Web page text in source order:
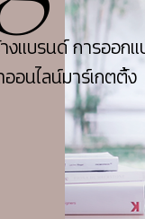
งแบรนด์ การออกแ
ออนไลน์มาร์เกตติ้ง